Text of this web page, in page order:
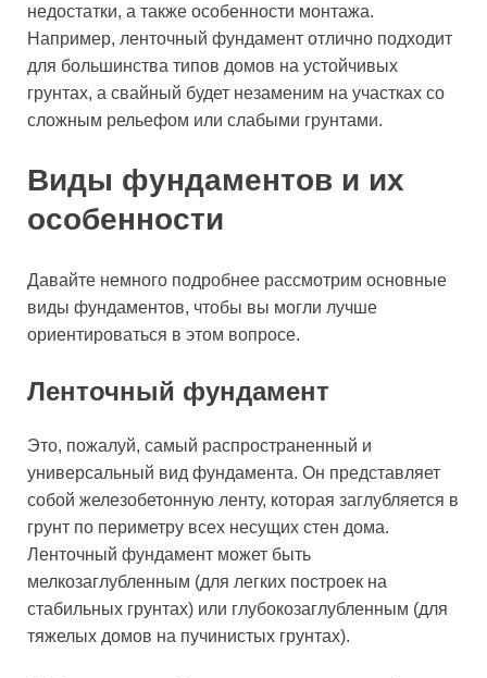
недостатки, а также особенности монтажа.
Например, ленточный фундамент отлично подходит
для большинства типов домов на устойчивых
грунтах, а свайный будет незаменим на участках со
сложным рельефом или слабыми грунтами.
Виды фундаментов и их
особенности
Давайте немного подробнее рассмотрим основные
виды фундаментов, чтобы вы могли лучше
ориентироваться в этом вопросе.
Ленточный фундамент
Это, пожалуй, самый распространенный и
универсальный вид фундамента. Он представляет
собой железобетонную ленту, которая заглубляется в
грунт по периметру всех несущих стен дома.
Ленточный фундамент может быть
мелкозаглубленным (для легких построек на
стабильных грунтах) или глубокозаглубленным (для
тяжелых домов на пучинистых грунтах).